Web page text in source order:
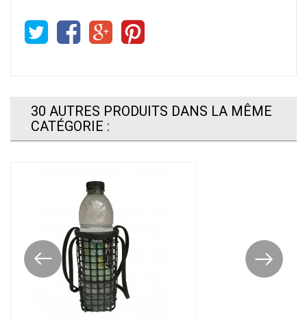
30 AUTRES PRODUITS DANS LA MÊME
CATÉGORIE :